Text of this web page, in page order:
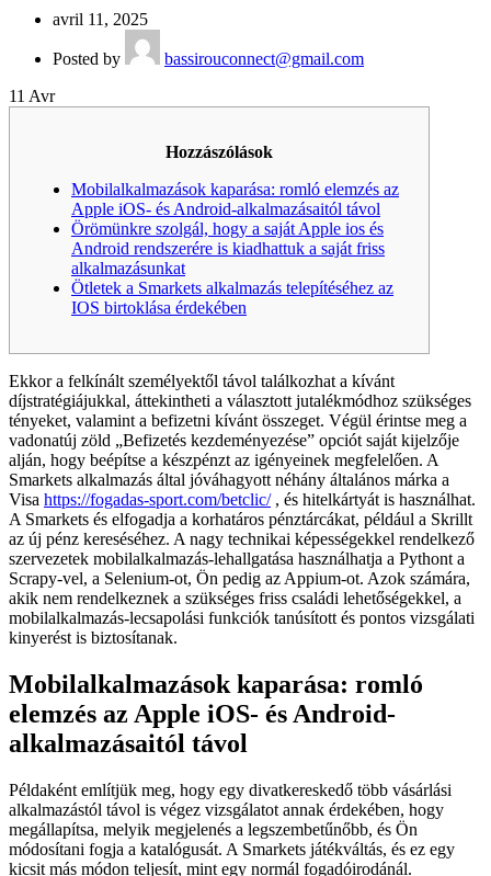
avril 11, 2025
Posted by
bassirouconnect@gmail.com
11 Avr
Hozzászólások
Mobilalkalmazások kaparása: romló elemzés az
Apple iOS- és Android-alkalmazásaitól távol
Örömünkre szolgál, hogy a saját Apple ios és
Android rendszerére is kiadhattuk a saját friss
alkalmazásunkat
Ötletek a Smarkets alkalmazás telepítéséhez az
IOS birtoklása érdekében
Ekkor a felkínált személyektől távol találkozhat a kívánt
díjstratégiájukkal, áttekintheti a választott jutalékmódhoz szükséges
tényeket, valamint a befizetni kívánt összeget. Végül érintse meg a
vadonatúj zöld „Befizetés kezdeményezése” opciót saját kijelzője
alján, hogy beépítse a készpénzt az igényeinek megfelelően. A
Smarkets alkalmazás által jóváhagyott néhány általános márka a
Visa https://fogadas-sport.com/betclic/, és hitelkártyát is használhat.
A Smarkets és elfogadja a korhatáros pénztárcákat, például a Skrillt
az új pénz kereséséhez. A nagy technikai képességekkel rendelkező
szervezetek mobilalkalmazás-lehallgatása használhatja a Pythont a
Scrapy-vel, a Selenium-ot, Ön pedig az Appium-ot. Azok számára,
akik nem rendelkeznek a szükséges friss családi lehetőségekkel, a
mobilalkalmazás-lecsapolási funkciók tanúsított és pontos vizsgálati
kinyerést is biztosítanak.
Mobilalkalmazások kaparása: romló
elemzés az Apple iOS- és Android-
alkalmazásaitól távol
Példaként említjük meg, hogy egy divatkereskedő több vásárlási
alkalmazástól távol is végez vizsgálatot annak érdekében, hogy
megállapítsa, melyik megjelenés a legszembetűnőbb, és Ön
módosítani fogja a katalógusát. A Smarkets játékváltás, és ez egy
kicsit más módon teljesít, mint egy normál fogadóirodánál.